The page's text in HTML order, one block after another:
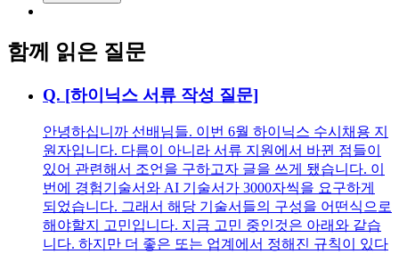
함께 읽은 질문
Q. [하이닉스 서류 작성 질문]
안녕하십니까 선배님들. 이번 6월 하이닉스 수시채용 지
원자입니다. 다름이 아니라 서류 지원에서 바뀐 점들이
있어 관련해서 조언을 구하고자 글을 쓰게 됐습니다. 이
번에 경험기술서와 AI 기술서가 3000자씩을 요구하게
되었습니다. 그래서 해당 기술서들의 구성을 어떤식으로
해야할지 고민입니다. 지금 고민 중인것은 아래와 같습
니다. 하지만 더 좋은 또는 업계에서 정해진 규칙이 있다